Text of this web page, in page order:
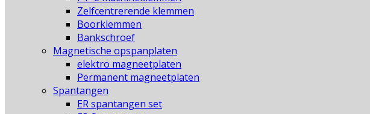
Zelfcentrerende klemmen
Boorklemmen
Bankschroef
Magnetische opspanplaten
elektro magneetplaten
Permanent magneetplaten
Spantangen
ER spantangen set